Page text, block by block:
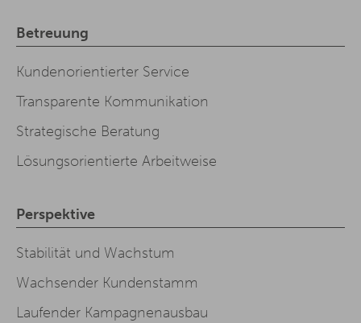
Betreuung
Kundenorientierter Service
Transparente Kommunikation
Strategische Beratung
Lösungsorientierte Arbeitweise
Perspektive
Stabilität und Wachstum
Wachsender Kundenstamm
Laufender Kampagnenausbau